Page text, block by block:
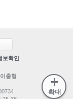
확대
보확인
이충형